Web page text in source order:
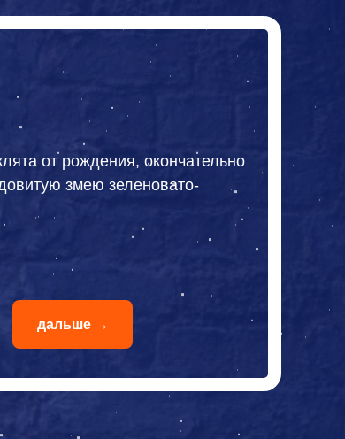
от рождения, окончательно
змею зеленовато-
дальше →